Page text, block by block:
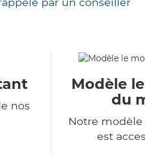
nos
Modèle
du
Notre
est